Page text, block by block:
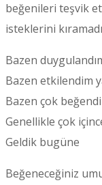
beğenileri teşvik
isteklerini
Bazen
Bazen etkilendim
Bazen çok
Genellikle çok
Geldik bugüne
Beğeneceğiniz